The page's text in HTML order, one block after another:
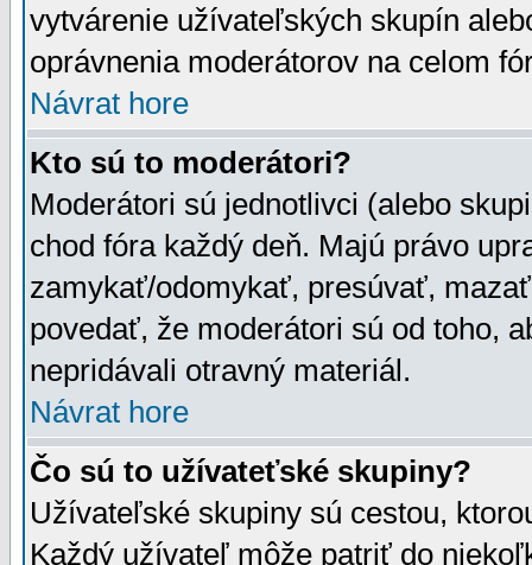
vytvárenie užívateľských skupín
oprávnenia moderátorov na celom
Návrat hore
Kto sú to moderátori?
Moderátori sú jednotlivci (alebo
chod fóra každý deň. Majú právo
zamykať/odomykať, presúvať,
povedať, že moderátori sú od toho,
nepridávali otravný materiál.
Návrat hore
Čo sú to užívateťské skupiny?
Užívateľské skupiny sú cestou,
Každý užívateľ môže patriť do